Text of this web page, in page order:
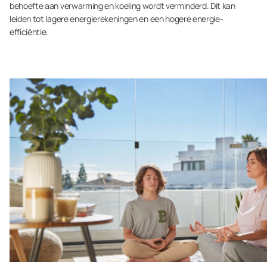
behoefte aan verwarming en koeling wordt verminderd. Dit kan
leiden tot lagere energierekeningen en een hogere energie-
efficiëntie.